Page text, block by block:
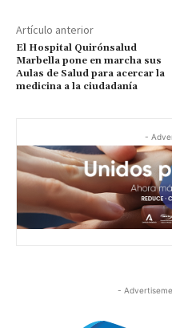
Artículo anterior
El Hospital Quirónsalud
Marbella pone en marcha sus
Aulas de Salud para acercar la
medicina a la ciudadanía
-
-